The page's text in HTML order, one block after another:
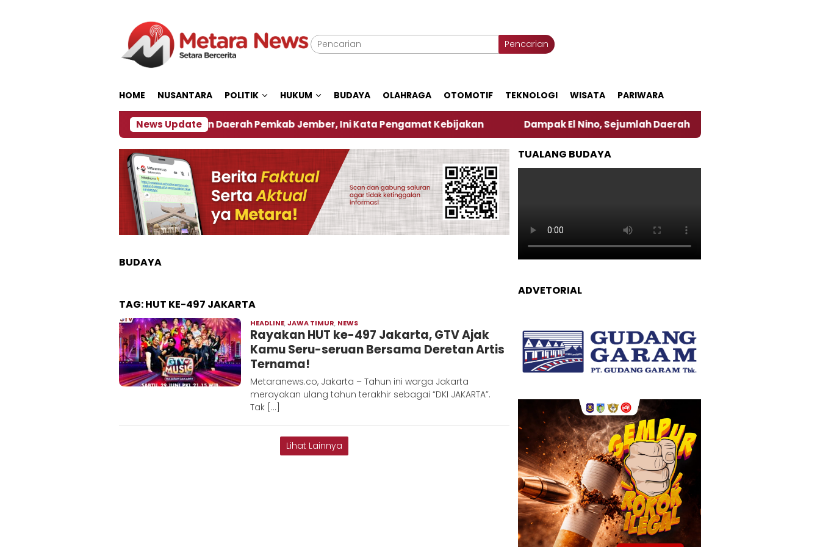
Pencarian
HOME NUSANTARA POLITIK HUKUM BUDAYA OLAHRAGA OTOMOTIF TEKNOLOGI WISATA PARIWARA
News Update
‎Soal Rencana Pinjaman Daerah Pemkab Jember, Ini Kata Pengamat Kebijakan ‎ Dampak El Nino, Sejumlah Daerah di Jember Alami Krisi Air
BUDAYA
TAG:HUT KE-497 JAKARTA
HEADLINE,JAWA TIMUR, NEWS
Hadi
Rayakan HUT ke-497 Jakarta, GTV Ajak
Kamu Seru-seruan Bersama Deretan Artis
Ternama!
Metaranews.co, Jakarta – Tahun ini warga Jakarta
merayakan ulang tahun terakhir sebagai “DKI JAKARTA”.
Tak […]
Lihat Lainnya
TUALANG BUDAYA
ADVETORIAL